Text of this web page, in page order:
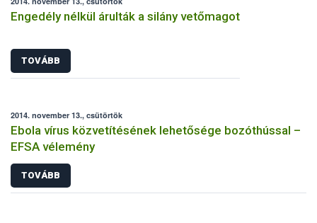
Engedély nélkül árulták a silány vetőmagot
TOVÁBB
2014. november 13., csütörtök
Ebola vírus közvetítésének lehetősége bozóthússal –
EFSA vélemény
TOVÁBB